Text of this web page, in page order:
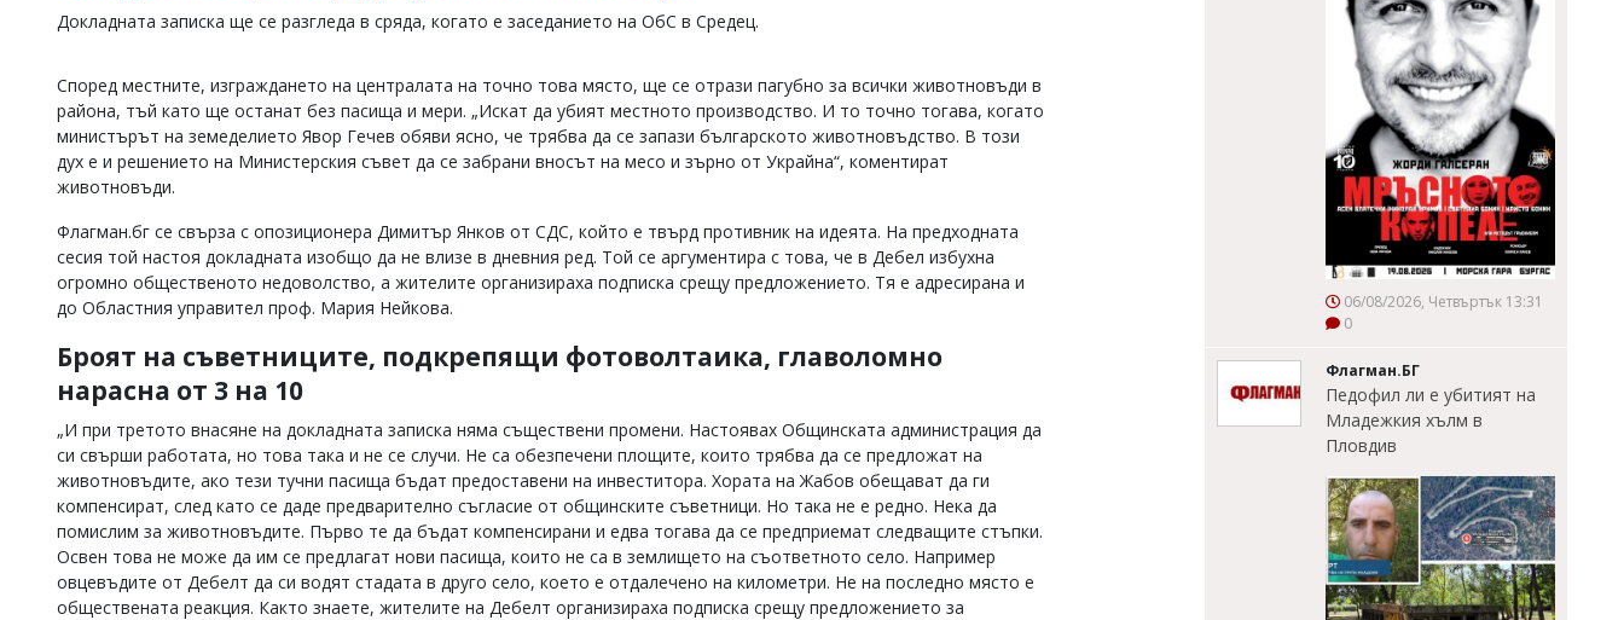
отговорност
откриете
обиден
коментар,
сигнализирайте
Докладната записка ще се разгледа в сряда, когато е заседанието на ОбС в Средец.
Според местните, изграждането на централата на точно това място, ще се отрази пагубно за всички животновъди в
района, тъй като ще останат без пасища и мери. „Искат да убият местното производство. И то точно тогава, когато
министърът на земеделието Явор Гечев обяви ясно, че трябва да се запази българското животновъдство. В този
дух е и решението на Министерския съвет да се забрани вносът на месо и зърно от Украйна“, коментират
животновъди.
Флагман.бг се свърза с опозиционера Димитър Янков от СДС, който е твърд противник на идеята. На предходната
сесия той настоя докладната изобщо да не влизе в дневния ред. Той се аргументира с това, че в Дебел избухна
огромно общественото недоволство, а жителите организираха подписка срещу предложението. Тя е адресирана и
до Областния управител проф. Мария Нейкова.
Броят на съветниците, подкрепящи фотоволтаика, главоломно
нарасна от 3 на 10
„И при третото внасяне на докладната записка няма съществени промени. Настоявах Общинската администрация да
си свърши работата, но това така и не се случи. Не са обезпечени площите, които трябва да се предложат на
животновъдите, ако тези тучни пасища бъдат предоставени на инвеститора. Хората на Жабов обещават да ги
компенсират, след като се даде предварително съгласие от общинските съветници. Но така не е редно. Нека да
помислим за животновъдите. Първо те да бъдат компенсирани и едва тогава да се предприемат следващите стъпки.
Освен това не може да им се предлагат нови пасища, които не са в землището на съответното село. Например
овцевъдите от Дебелт да си водят стадата в друго село, което е отдалечено на километри. Не на последно място е
обществената реакция. Както знаете, жителите на Дебелт организираха подписка срещу предложението за
06/08/2026, Четвъртък 13:31
0
Флагман.БГ
Педофил ли е убитият на
Младежкия хълм в
Пловдив